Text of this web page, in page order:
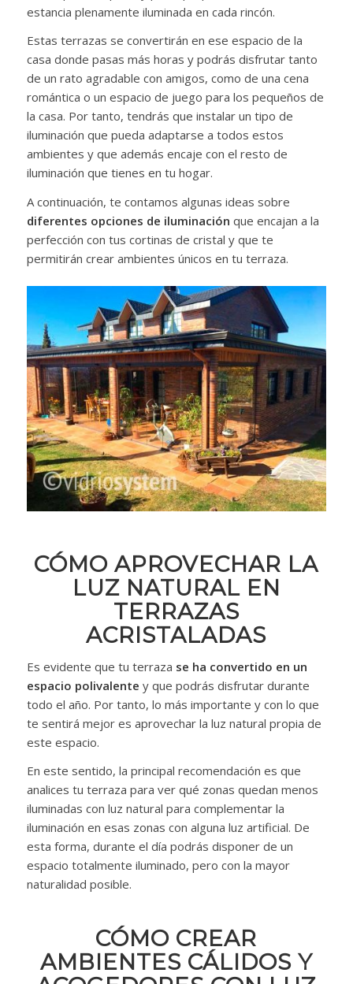
estancia plenamente iluminada en cada rincón.
Estas terrazas se convertirán en ese espacio de la
casa donde pasas más horas y podrás disfrutar tanto
de un rato agradable con amigos, como de una cena
romántica o un espacio de juego para los pequeños de
la casa. Por tanto, tendrás que instalar un tipo de
iluminación que pueda adaptarse a todos estos
ambientes y que además encaje con el resto de
iluminación que tienes en tu hogar.
A continuación, te contamos algunas ideas sobre
diferentes opciones de iluminación que encajan a la
perfección con tus cortinas de cristal y que te
permitirán crear ambientes únicos en tu terraza.
CÓMO APROVECHAR LA
LUZ NATURAL EN
TERRAZAS
ACRISTALADAS
Es evidente que tu terraza se ha convertido en un
espacio polivalente y que podrás disfrutar durante
todo el año. Por tanto, lo más importante y con lo que
te sentirá mejor es aprovechar la luz natural propia de
este espacio.
En este sentido, la principal recomendación es que
analices tu terraza para ver qué zonas quedan menos
iluminadas con luz natural para complementar la
iluminación en esas zonas con alguna luz artificial. De
esta forma, durante el día podrás disponer de un
espacio totalmente iluminado, pero con la mayor
naturalidad posible.
CÓMO CREAR
AMBIENTES CÁLIDOS Y